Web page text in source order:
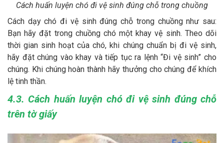
Cách huấn luyện chó đi vệ sinh đúng chỗ trong chuồng
Cách dạy chó đi vệ sinh đúng chỗ trong chuồng như sau:
Bạn hãy đặt trong chuồng chó một khay vệ sinh. Theo dõi
thời gian sinh hoạt của chó, khi chúng chuẩn bị đi vệ sinh,
hãy đặt chúng vào khay và tiếp tục ra lệnh “Đi vệ sinh” cho
chúng. Khi chúng hoàn thành hãy thưởng cho chúng để khích
lệ tinh thần.
4.3. Cách huấn luyện chó đi vệ sinh đúng chỗ
trên tờ giấy